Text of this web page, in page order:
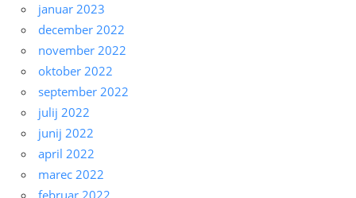
januar 2023
december 2022
november 2022
oktober 2022
september 2022
julij 2022
junij 2022
april 2022
marec 2022